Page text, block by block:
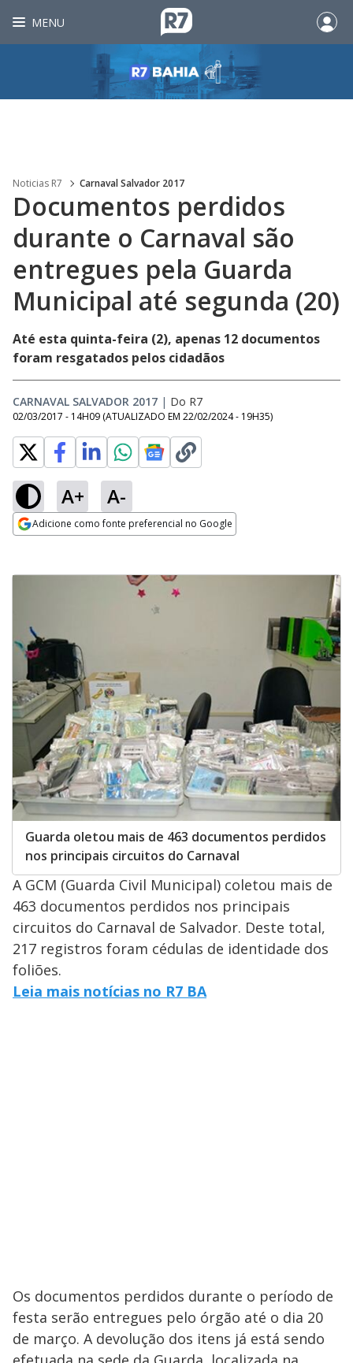
MENU
Noticias R7 Carnaval Salvador 2017
Documentos perdidos
durante o Carnaval são
entregues pela Guarda
Municipal até segunda (20)
Até esta quinta-feira (2), apenas 12 documentos
foram resgatados pelos cidadãos
CARNAVAL SALVADOR 2017 | Do R7
02/03/2017 - 14H09 (ATUALIZADO EM 22/02/2024 - 19H35)
A+ A-
Adicione como fonte preferencial no Google
Guarda oletou mais de 463 documentos perdidos
nos principais circuitos do Carnaval
A GCM (Guarda Civil Municipal) coletou mais de
463 documentos perdidos nos principais
circuitos do Carnaval de Salvador. Deste total,
217 registros foram cédulas de identidade dos
foliões.
Leia mais notícias no R7 BA
Os documentos perdidos durante o período de
festa serão entregues pelo órgão até o dia 20
de março. A devolução dos itens já está sendo